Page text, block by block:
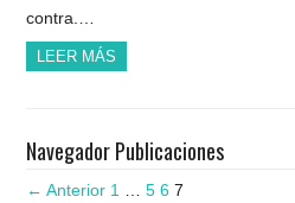
contra.…
LEER MÁS
Navegador Publicaciones
← Anterior 1 5 6 7